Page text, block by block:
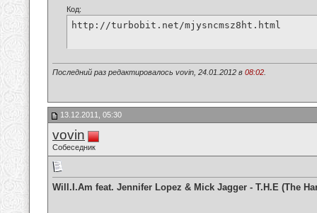
Код:
http://turbobit.net/mjysncmsz8ht.html
Последний раз редактировалось vovin, 24.01.2012 в 08:02
13.12.2011, 05:30
vovin
Собеседник
Will.I.Am feat. Jennifer Lopez & Mick Jagger - T.H.E (The